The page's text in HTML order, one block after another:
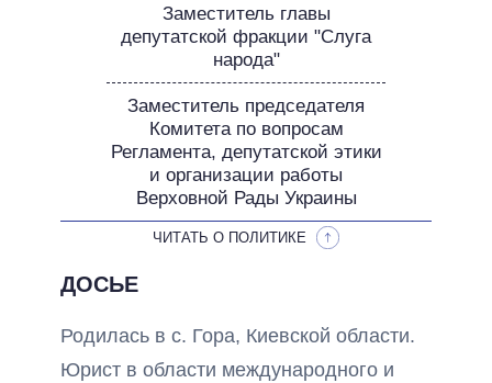
Заместитель главы
депутатской фракции "Слуга
народа"
Заместитель председателя
Комитета по вопросам
Регламента, депутатской этики
и организации работы
Верховной Рады Украины
ЧИТАТЬ О ПОЛИТИКЕ
ДОСЬЕ
Родилась в с. Гора, Киевской области.
Юрист в области международного и